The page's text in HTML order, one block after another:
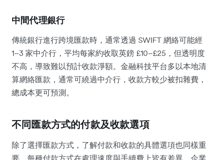
中間代理銀行
傳統銀行進行跨境匯款時，通常透過 SWIFT 網絡可能經
1–3 家中介行，平均每家約收取英鎊 £10–£25，但透明度
不高，導致難以預計收款淨額。金融科技平台多以本地清
算網絡匯款，通常可繞過中介行，收款方較少被扣雜費，
總成本更可預測。
不同匯款方式的付款及收款選項
除了選擇匯款方式，了解付款和收款的具體選項也同樣重
要。每種付款方式在處理速度與手續費上皆有差異，企業